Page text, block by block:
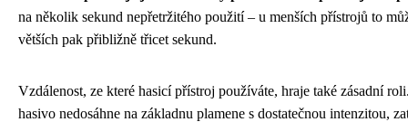
na několik sekund nepřetržitého použití – u menších přístrojů to
větších pak přibližně třicet sekund.
Vzdálenost, ze které hasicí přístroj používáte, hraje také zásadní
hasivo nedosáhne na základnu plamene s dostatečnou intenzitou,